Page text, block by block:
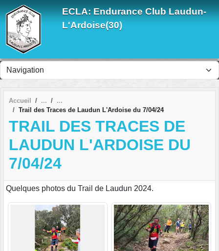
ECLA: Endurance Club Laudun-
L'Ardoise(30)
Accueil
Trail des Traces de Laudun L'Ardoise du 7/04/24
TRAIL DES TRACES DE
LAUDUN L'ARDOISE DU
7/04/24
Quelques photos du Trail de Laudun 2024.
Panneau de gestion des cookies